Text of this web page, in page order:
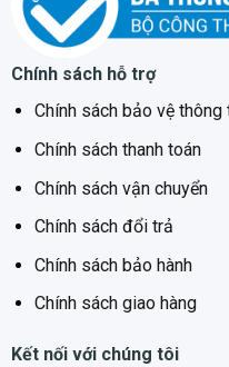
Chính sách hỗ trợ
Chính sách bảo vệ thông
Chính sách thanh toán
Chính sách vận chuyển
Chính sách đổi trả
Chính sách bảo hành
Chính sách giao hàng
Kết nối với chúng tôi